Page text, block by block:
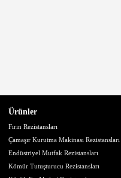
Ürünler
Fırın Rezistansları
Çamaşır Kurutma Makinası Rezistansları
Endüstriyel Mutfak Rezistansları
Kömür Tutuşturucu Rezistansları